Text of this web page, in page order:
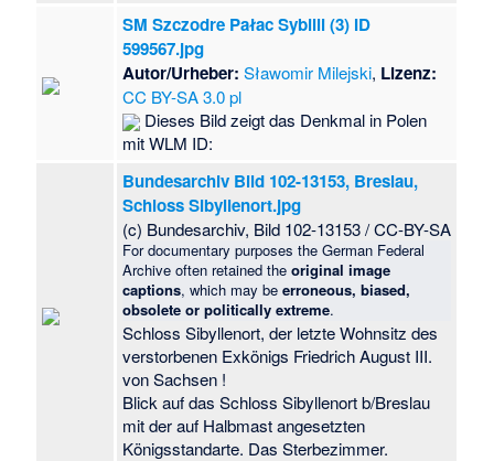
SM Szczodre Pałac Sybilli (3) ID
599567.jpg
Autor/Urheber: Sławomir Milejski, Lizenz:
CC BY-SA 3.0 pl
Dieses Bild zeigt das Denkmal in Polen
mit WLM ID:
Bundesarchiv Bild 102-13153, Breslau,
Schloss Sibyllenort.jpg
(c) Bundesarchiv, Bild 102-13153 / CC-BY-SA
For documentary purposes the German Federal
Archive often retained theoriginal image
captions, which may beerroneous, biased,
obsolete or politically extreme.
Schloss Sibyllenort, der letzte Wohnsitz des
verstorbenen Exkönigs Friedrich August III.
von Sachsen !
Blick auf das Schloss Sibyllenort b/Breslau
mit der auf Halbmast angesetzten
Königsstandarte. Das Sterbezimmer.